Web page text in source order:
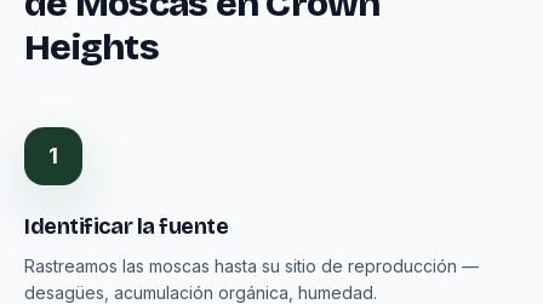
Heights
1
Identificar la fuente
Rastreamos las moscas hasta su sitio de reproducción —
desagües, acumulación orgánica, humedad.